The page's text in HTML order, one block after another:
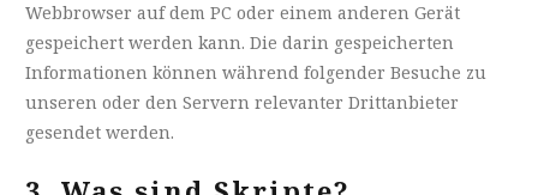
Webbrowser auf dem PC oder einem anderen Gerät
gespeichert werden kann. Die darin gespeicherten
Informationen können während folgender Besuche zu
unseren oder den Servern relevanter Drittanbieter
gesendet werden.